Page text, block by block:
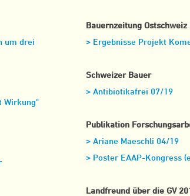
um drei
Wirkung"
Bauernzeitung
> Ergebnisse Projekt
Schweizer Bauer
> Antibiotikafrei 07/19
Publikation
> Ariane Maeschli 04/19
> Poster EAAP-Kongress
Landfreund über die GV